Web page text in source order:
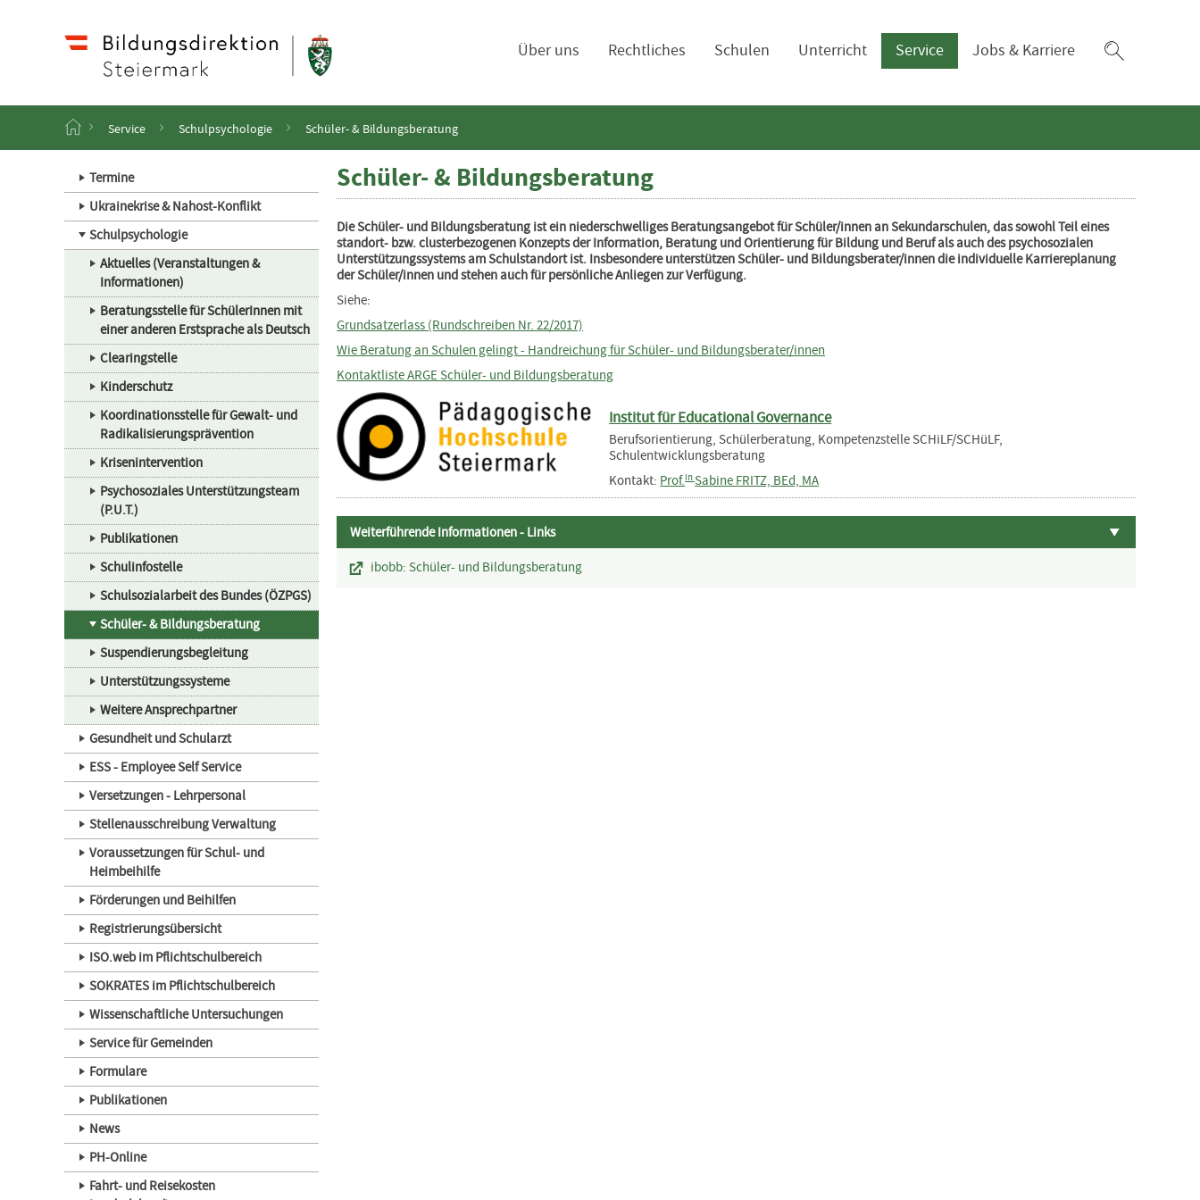
Über uns Rechtliches Schulen Unterricht Service Jobs & Karriere
r
t
s
Service Schulpsychologie Schüler- & Bildungsberatung
Termine
Ukrainekrise & Nahost-Konflikt
Schulpsychologie
Aktuelles (Veranstaltungen &
Informationen)
Beratungsstelle für SchülerInnen mit
einer anderen Erstsprache als Deutsch
Clearingstelle
Kinderschutz
Koordinationsstelle für Gewalt- und
Radikalisierungsprävention
Krisenintervention
Psychosoziales Unterstützungsteam
(P.U.T.)
Publikationen
Schulinfostelle
Schulsozialarbeit des Bundes (ÖZPGS)
Schüler- & Bildungsberatung
Suspendierungsbegleitung
Unterstützungssysteme
Weitere Ansprechpartner
Gesundheit und Schularzt
ESS - Employee Self Service
Versetzungen - Lehrpersonal
Stellenausschreibung Verwaltung
Voraussetzungen für Schul- und
Heimbeihilfe
Förderungen und Beihilfen
Registrierungsübersicht
ISO.web im Pflichtschulbereich
SOKRATES im Pflichtschulbereich
Wissenschaftliche Untersuchungen
Service für Gemeinden
Formulare
Publikationen
News
PH-Online
Fahrt- und Reisekosten
Schüler- & Bildungsberatung
Die Schüler- und Bildungsberatung ist ein niederschwelliges Beratungsangebot für Schüler/innen an Sekundarschulen, das sowohl Teil eines
standort- bzw. clusterbezogenen Konzepts der Information, Beratung und Orientierung für Bildung und Beruf als auch des psychosozialen
Unterstützungssystems am Schulstandort ist. Insbesondere unterstützen Schüler- und Bildungsberater/innen die individuelle Karriereplanung
der Schüler/innen und stehen auch für persönliche Anliegen zur Verfügung.
Siehe:
Grundsatzerlass (Rundschreiben Nr. 22/2017)
Wie Beratung an Schulen gelingt - Handreichung für Schüler- und Bildungsberater/innen
Kontaktliste ARGE Schüler- und Bildungsberatung
Institut für Educational Governance
Berufsorientierung, Schülerberatung, Kompetenzstelle SCHiLF/SCHüLF,
Schulentwicklungsberatung
Kontakt: Prof.inSabine FRITZ, BEd, MA
Weiterführende Informationen - Links
ibobb: Schüler- und Bildungsberatung